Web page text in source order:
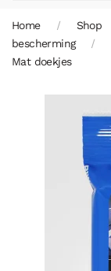
Home Shop
bescherming
Mat doekjes